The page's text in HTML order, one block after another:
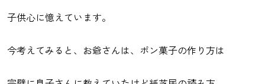
子供心に憶えています。
今考えてみると、お爺さんは、ポン菓子の作り方は